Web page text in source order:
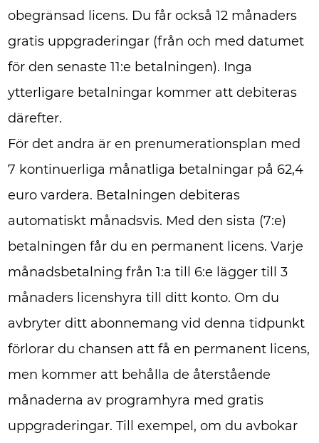
obegränsad licens. Du får också 12 månaders
gratis uppgraderingar (från och med datumet
för den senaste 11:e betalningen). Inga
ytterligare betalningar kommer att debiteras
därefter.
För det andra är en prenumerationsplan med
7 kontinuerliga månatliga betalningar på 62,4
euro vardera. Betalningen debiteras
automatiskt månadsvis. Med den sista (7:e)
betalningen får du en permanent licens. Varje
månadsbetalning från 1:a till 6:e lägger till 3
månaders licenshyra till ditt konto. Om du
avbryter ditt abonnemang vid denna tidpunkt
förlorar du chansen att få en permanent licens,
men kommer att behålla de återstående
månaderna av programhyra med gratis
uppgraderingar. Till exempel, om du avbokar